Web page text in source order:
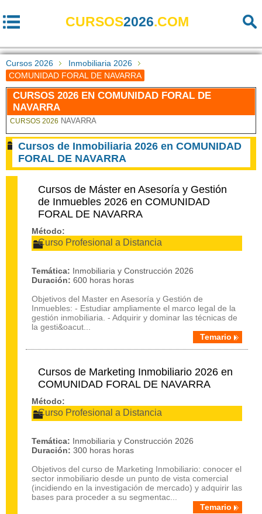
CURSOS2026.COM
Cursos 2026
Inmobiliaria 2026
COMUNIDAD FORAL DE NAVARRA
CURSOS 2026 EN COMUNIDAD FORAL DE
NAVARRA
CURSOS 2026 NAVARRA
Cursos de Inmobiliaria 2026 en COMUNIDAD
FORAL DE NAVARRA
Cursos de Máster en Asesoría y Gestión
de Inmuebles 2026 en COMUNIDAD
FORAL DE NAVARRA
Método:
Curso Profesional a Distancia
Temática: Inmobiliaria y Construcción 2026
Duración: 600 horas horas
Objetivos del Master en Asesoría y Gestión de
Inmuebles: - Estudiar ampliamente el marco legal de la
gestión inmobiliaria. - Adquirir y dominar las técnicas de
la gesti&oacut...
Temario
Cursos de Marketing Inmobiliario 2026 en
COMUNIDAD FORAL DE NAVARRA
Método:
Curso Profesional a Distancia
Temática: Inmobiliaria y Construcción 2026
Duración: 300 horas horas
Objetivos del curso de Marketing Inmobiliario: conocer el
sector inmobiliario desde un punto de vista comercial
(incidiendo en la investigación de mercado) y adquirir las
bases para proceder a su segmentac...
Temario